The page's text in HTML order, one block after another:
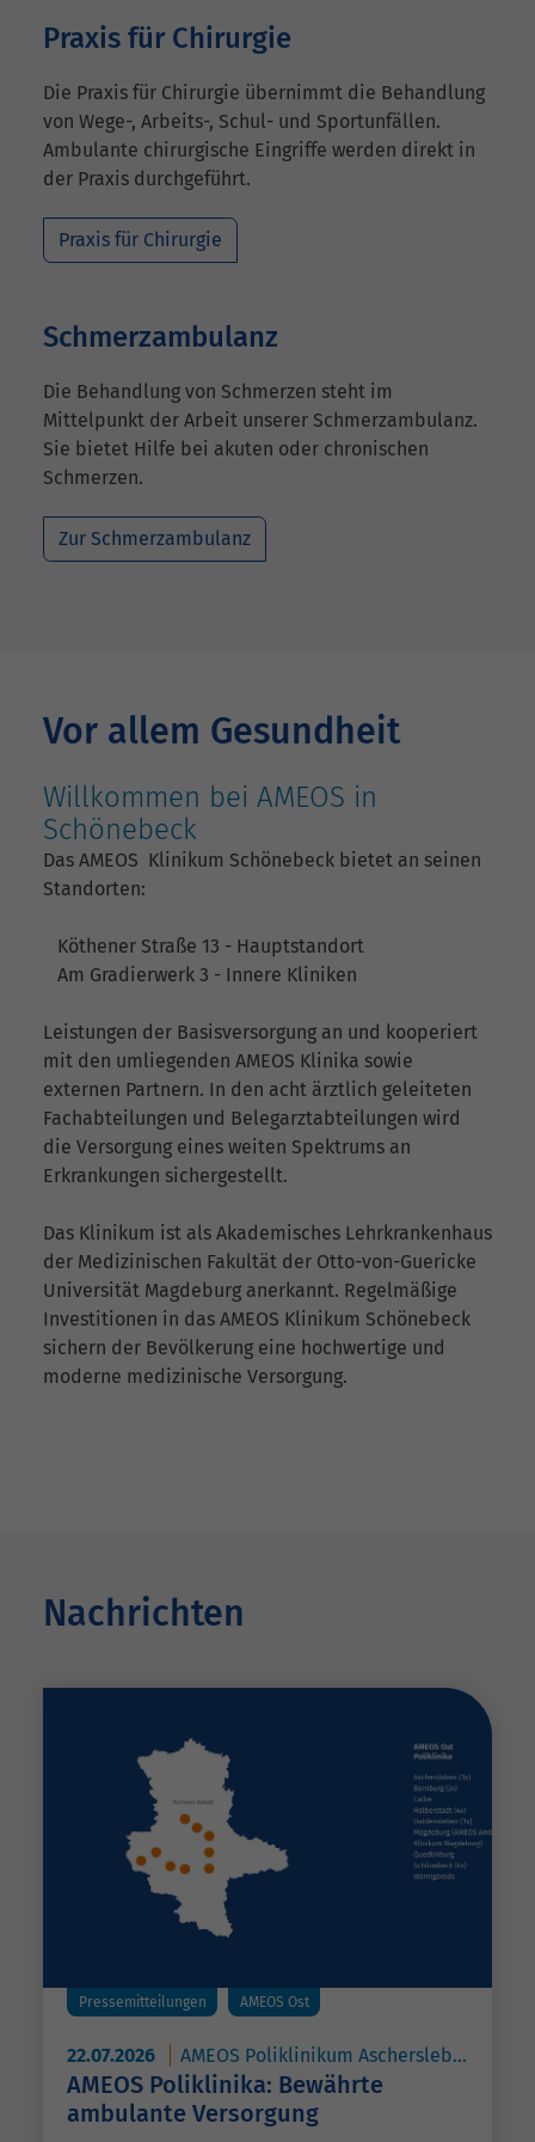
Praxis für Chirurgie
Die Praxis für Chirurgie übernimmt die Behandlung
von Wege-, Arbeits-, Schul- und Sportunfällen.
Ambulante chirurgische Eingriffe werden direkt in
der Praxis durchgeführt.
Praxis für Chirurgie
Schmerzambulanz
Die Behandlung von Schmerzen steht im
Mittelpunkt der Arbeit unserer Schmerzambulanz.
Sie bietet Hilfe bei akuten oder chronischen
Schmerzen.
Zur Schmerzambulanz
Vor allem Gesundheit
Willkommen bei AMEOS in
Schönebeck
Das AMEOS Klinikum Schönebeck bietet an seinen
Standorten:
Köthener Straße 13 - Hauptstandort
Am Gradierwerk 3 - Innere Kliniken
Leistungen der Basisversorgung an und kooperiert
mit den umliegenden AMEOS Klinika sowie
externen Partnern. In den acht ärztlich geleiteten
Fachabteilungen und Belegarztabteilungen wird
die Versorgung eines weiten Spektrums an
Erkrankungen sichergestellt.
Das Klinikum ist als Akademisches Lehrkrankenhaus
der Medizinischen Fakultät der Otto-von-Guericke
Universität Magdeburg anerkannt. Regelmäßige
Investitionen in das AMEOS Klinikum Schönebeck
sichern der Bevölkerung eine hochwertige und
moderne medizinische Versorgung.
Nachrichten
Pressemitteilungen AMEOS Ost
22.07.2026 AMEOS Poliklinikum Aschersleben
AMEOS Poliklinika: Bewährte
ambulante Versorgung